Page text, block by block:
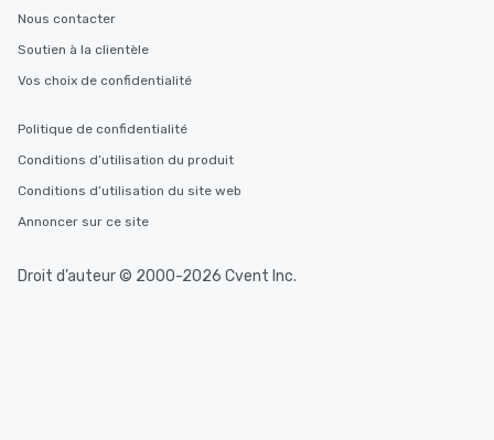
Nous contacter
Soutien à la clientèle
Vos choix de confidentialité
Politique de confidentialité
Conditions d’utilisation du produit
Conditions d’utilisation du site web
Annoncer sur ce site
Droit d’auteur © 2000-2026 Cvent Inc.